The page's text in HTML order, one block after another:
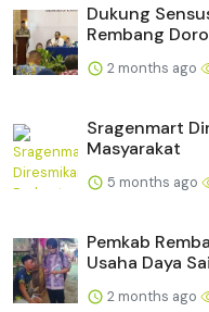
Dukung
Rembang
2 months ago
Sragenmart
Masyarakat
5 months ago
Pemkab
Usaha Daya
2 months ago